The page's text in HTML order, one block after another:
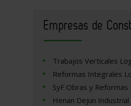
Empresas de
Trabajos Verticales
Reformas Integrales
SyF Obras y Reformas
Henan Dejun Industrial